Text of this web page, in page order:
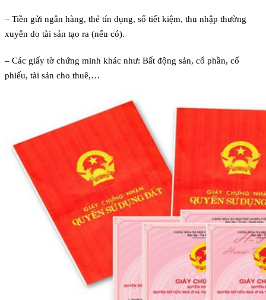
– Tiền gửi ngân hàng, thẻ tín dụng, sổ tiết kiệm, thu nhập thường
xuyên do tài sản tạo ra (nếu có).
– Các giấy tờ chứng minh khác như: Bất động sản, cổ phần, cổ
phiếu, tài sản cho thuê,…